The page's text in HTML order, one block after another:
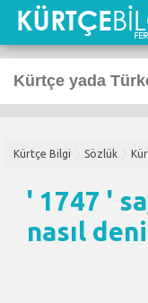
Kürtçe Bilgi Sözlük
' 1747 '
nasıl